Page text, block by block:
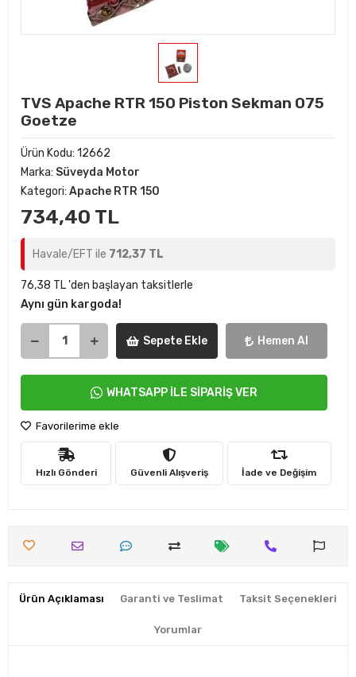
TVS Apache RTR 150 Piston Sekman 075
Goetze
Ürün Kodu: 12662
Marka: Süveyda Motor
Kategori: Apache RTR 150
734,40 TL
Havale/EFT ile 712,37 TL
76,38 TL 'den başlayan taksitlerle
Aynı gün kargoda!
Sepete Ekle Hemen Al
WHATSAPP İLE SİPARİŞ VER
Favorilerime ekle
Hızlı Gönderi Güvenli Alışveriş İade ve Değişim
Ürün Açıklaması Garanti ve Teslimat Taksit Seçenekleri
Yorumlar